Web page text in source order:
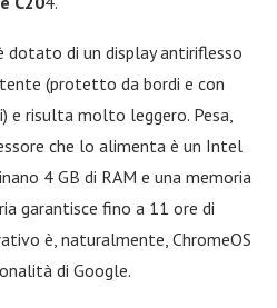
dotato di un display antiriflesso
(protetto da bordi e con
e risulta molto leggero. Pesa,
che lo alimenta è un Intel
4 GB di RAM e una memoria
garantisce fino a 11 ore di
è, naturalmente, ChromeOS
di Google.